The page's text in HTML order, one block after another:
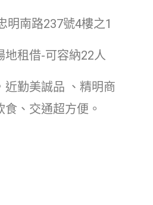
明南路237號4樓之1
地租借-可容納22人
近勤美誠品 、精明商
、交通超方便。